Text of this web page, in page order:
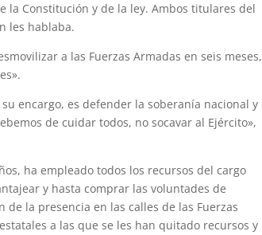
Constitución y de la ley. Ambos titulares del
les hablaba.
a las Fuerzas Armadas en seis meses,
encargo, es defender la soberanía nacional y
de cuidar todos, no socavar al Ejército»,
ha empleado todos los recursos del cargo
y hasta comprar las voluntades de
la presencia en las calles de las Fuerzas
a las que se les han quitado recursos y